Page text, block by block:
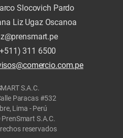
Slocovich Pardo
Liz Ugaz Oscanoa
311 6500
S.A.C.
Paracas #532
Lima - Perú
S.A.C.
reservados